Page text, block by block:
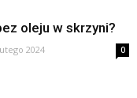
oleju w skrzyni?
2024 0